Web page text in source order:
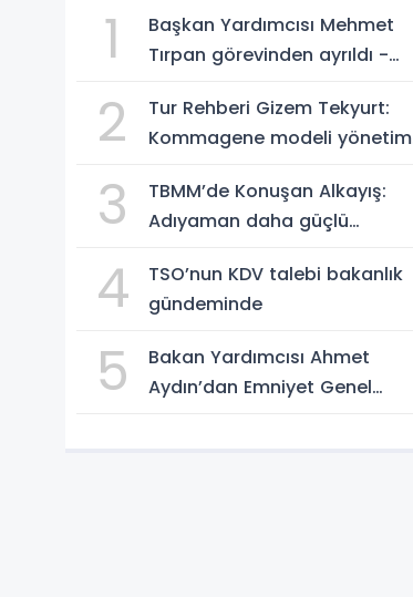
1
Başkan Yardımcısı Mehmet
Tırpan görevinden ayrıldı -
2
Tur Rehberi Gizem Tekyurt:
Kommagene modeli yönetim
3
TBMM’de Konuşan Alkayış:
Adıyaman daha güçlü
4
TSO’nun KDV talebi bakanlık
gündeminde
5
Bakan Yardımcısı Ahmet
Aydın’dan Emniyet Genel